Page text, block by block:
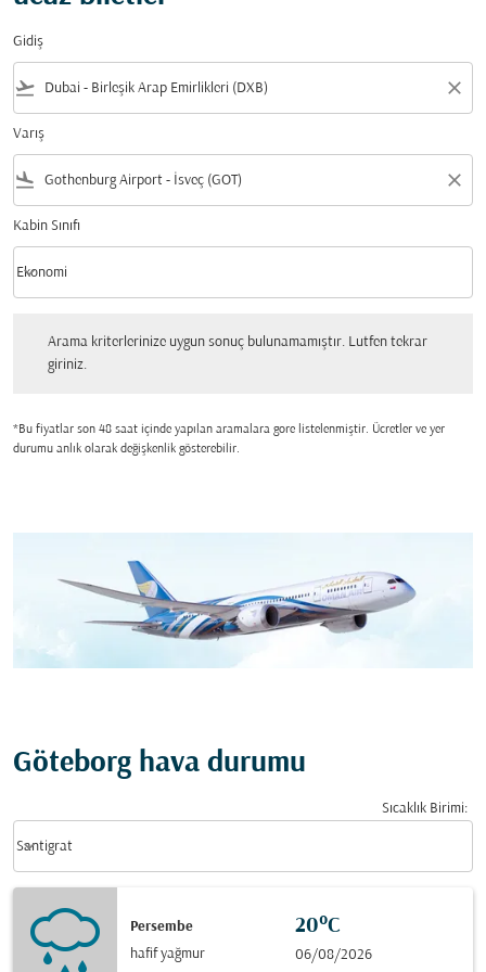
Gidiş
flight_takeoff close
Varış
flight_land close
Kabin Sınıfı
Kabin Sınıfı option Ekonomi Selected
Ekonomi
keyboard_arrow_down
Arama kriterlerinize uygun sonuç bulunamamıştır. Lutfen tekrar
giriniz.
*Bu fiyatlar son 48 saat içinde yapılan aramalara gore listelenmiştir. Ücretler ve yer
durumu anlık olarak değişkenlik gösterebilir.
Göteborg hava durumu
Sıcaklık Birimi:
Santigrat
keyboard_arrow_down
Persembe
hafif yağmur
20°C
06/08/2026